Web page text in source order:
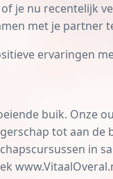
je nu recentelijk
met je
ervaringen
buik.
tot aan
in